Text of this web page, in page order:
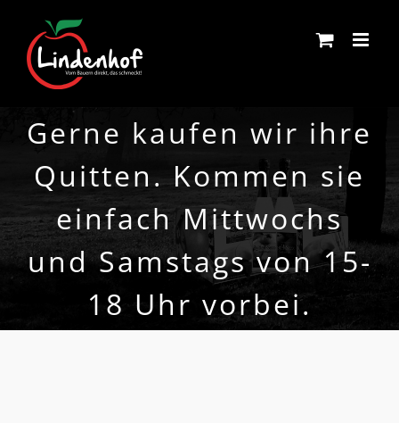
content
Gerne kaufen wir ihre
Quitten. Kommen sie
einfach Mittwochs
und Samstags von 15-
18 Uhr vorbei.